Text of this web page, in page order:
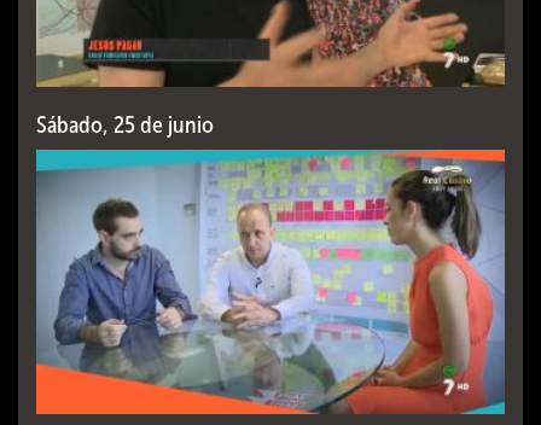
Sábado, 25 de junio